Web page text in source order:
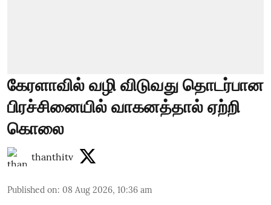
கேரளாவில் வழி விடுவது தொடர்பான
பிரச்சினையில் வாகனத்தால் ஏற்றி
கொலை
thanthitv
Published on: 08 Aug 2026, 10:36 am